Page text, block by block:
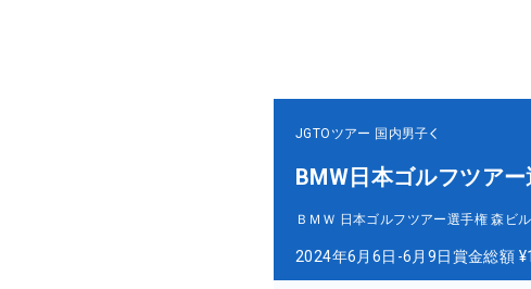
JGTOツアー 国内男子
BMW日本ゴルフツア
ＢＭＷ 日本ゴルフツアー選手権 森ビ
2024年6月6日-6月9日賞金総額